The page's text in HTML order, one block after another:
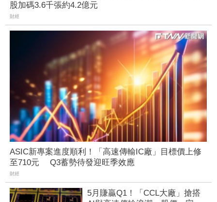
股加碼3.6千張約4.2億元
財經
ASIC新專案進度順利！「高速傳輸IC廠」目標價上修
至710元 Q3蓄勢待發迎旺季效應
財經
5月賺贏Q1！「CCL大廠」搶搭